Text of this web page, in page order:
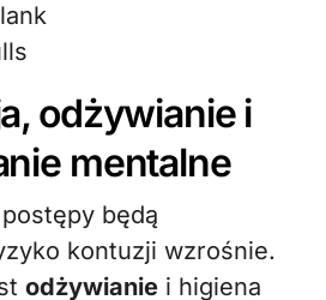
odżywianie i
mentalne
postępy będą
kontuzji wzrośnie.
odżywianie i higiena